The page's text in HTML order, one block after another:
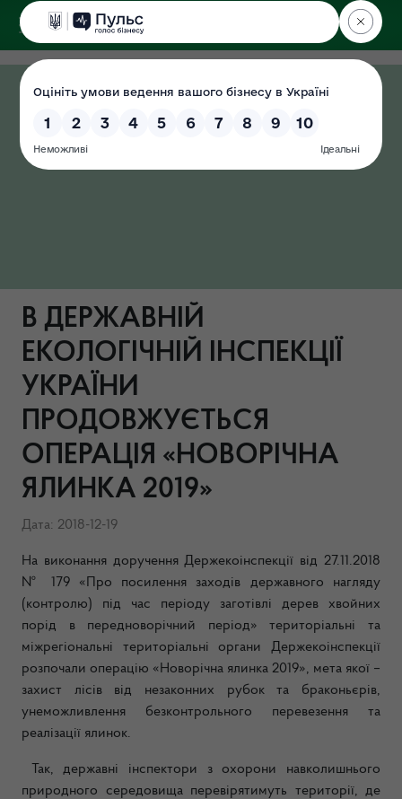
ДЕРЖЕКОІНСПЕКЦІЯ
В ДЕРЖАВНІЙ
ЕКОЛОГІЧНІЙ ІНСПЕКЦІЇ
УКРАЇНИ
ПРОДОВЖУЄТЬСЯ
ОПЕРАЦІЯ «НОВОРІЧНА
ЯЛИНКА 2019»
Дата: 2018-12-19
На виконання доручення Держекоінспекції від 27.11.2018
№ 179 «Про посилення заходів державного нагляду
(контролю) під час періоду заготівлі дерев хвойних
порід в передноворічний період» територіальні та
міжрегіональні територіальні органи Держекоінспекції
розпочали операцію «Новорічна ялинка 2019», мета якої –
захист лісів від незаконних рубок та браконьєрів,
унеможливлення безконтрольного перевезення та
реалізації ялинок.
Так, державні інспектори з охорони навколишнього
природного середовища перевірятимуть території, де